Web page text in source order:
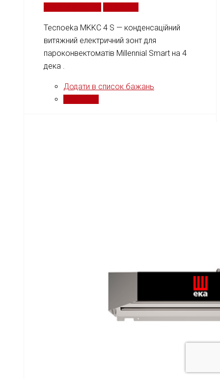
Tecnoeka MKKC 4 S — конденсаційний
витяжний електричний зонт для
пароконвектоматів Millennial Smart на 4
дека .
Додати в список бажань